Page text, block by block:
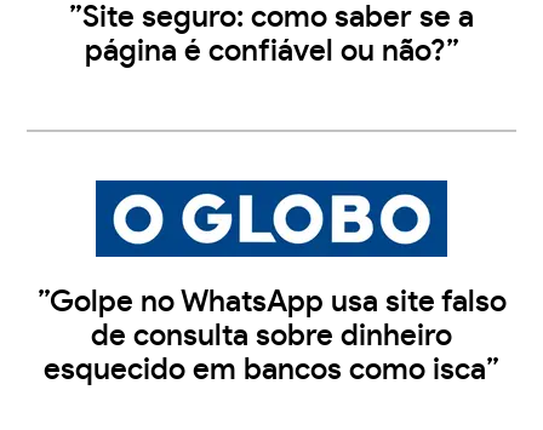
”Site seguro: como saber se a
página é confiável ou não?”
”Golpe no WhatsApp usa site falso
de consulta sobre dinheiro
esquecido em bancos como isca”